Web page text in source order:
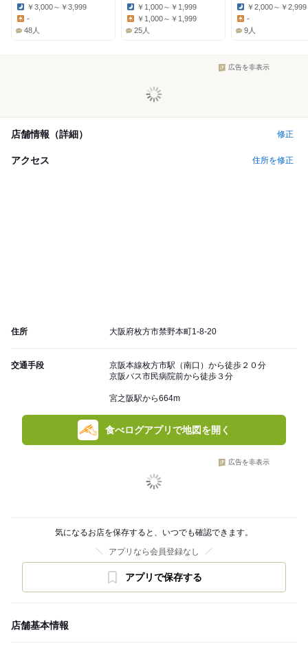
Dinner:
￥3,000～￥3,999
Lunch:
-
48人
Dinner:
￥1,000～￥1,999
Lunch:
￥1,000～￥1,999
25人
Dinner:
￥2,000～￥2,999
Lunch:
-
9人
広告を非表示
店舗情報（詳細） 修正
アクセス 住所を修正
住所 大阪府枚方市禁野本町1-8-20
交通手段
京阪本線枚方市駅（南口）から徒歩２０分
京阪バス市民病院前から徒歩３分
宮之阪駅から664m
食べログアプリで地図を開く
広告を非表示
気になるお店を保存すると、いつでも確認できます。
アプリなら会員登録なし
アプリで保存する
店舗基本情報